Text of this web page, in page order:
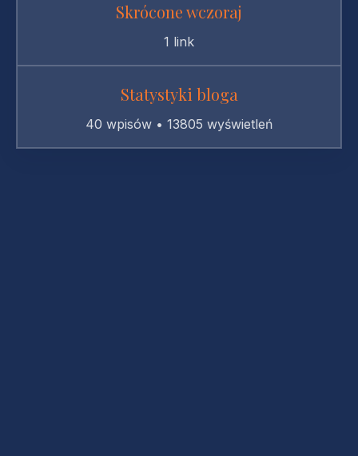
Skrócone wczoraj
1 link
Statystyki bloga
40 wpisów • 13805 wyświetleń